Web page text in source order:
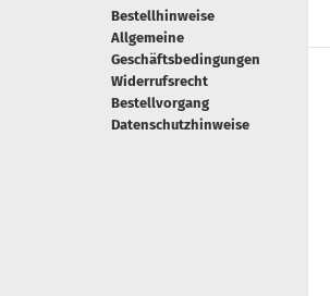
Bestellhinweise
Allgemeine
Geschäftsbedingungen
Widerrufsrecht
Bestellvorgang
Datenschutzhinweise